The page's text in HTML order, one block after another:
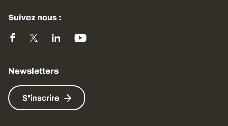
Suivez nous :
Newsletters
S'inscrire